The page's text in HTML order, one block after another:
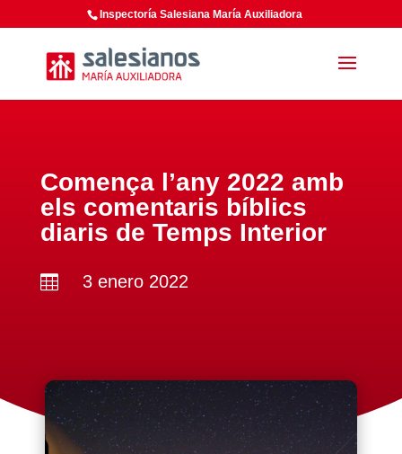
Inspectoría Salesiana María Auxiliadora
Comença l’any 2022 amb
els comentaris bíblics
diaris de Temps Interior
 3 enero 2022